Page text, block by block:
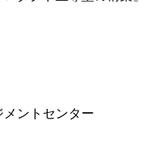
ントセンター